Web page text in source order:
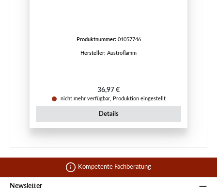
Produktnummer: 01057746
Hersteller: Austroflamm
Regulärer Preis:
36,97 €
nicht mehr verfügbar, Produktion eingestellt
Details
Kompetente Fachberatung
Newsletter